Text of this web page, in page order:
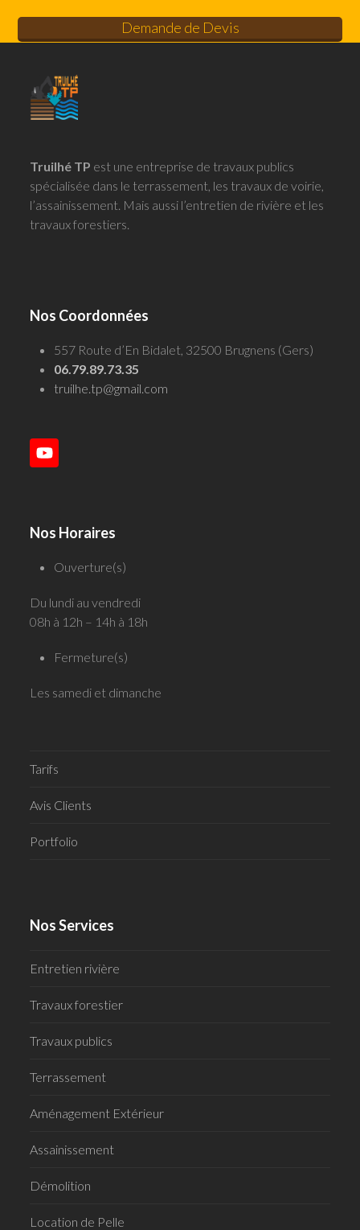
Demande de Devis
Truilhé TP est une entreprise de travaux publics
spécialisée dans le terrassement, les travaux de voirie,
l’assainissement. Mais aussi l’entretien de rivière et les
travaux forestiers.
Nos Coordonnées
557 Route d’En Bidalet, 32500 Brugnens (Gers)
06.79.89.73.35
truilhe.tp@gmail.com
YouTube
Nos Horaires
Ouverture(s)
Du lundi au vendredi
08h à 12h – 14h à 18h
Fermeture(s)
Les samedi et dimanche
Tarifs
Avis Clients
Portfolio
Nos Services
Entretien rivière
Travaux forestier
Travaux publics
Terrassement
Aménagement Extérieur
Assainissement
Démolition
Location de Pelle